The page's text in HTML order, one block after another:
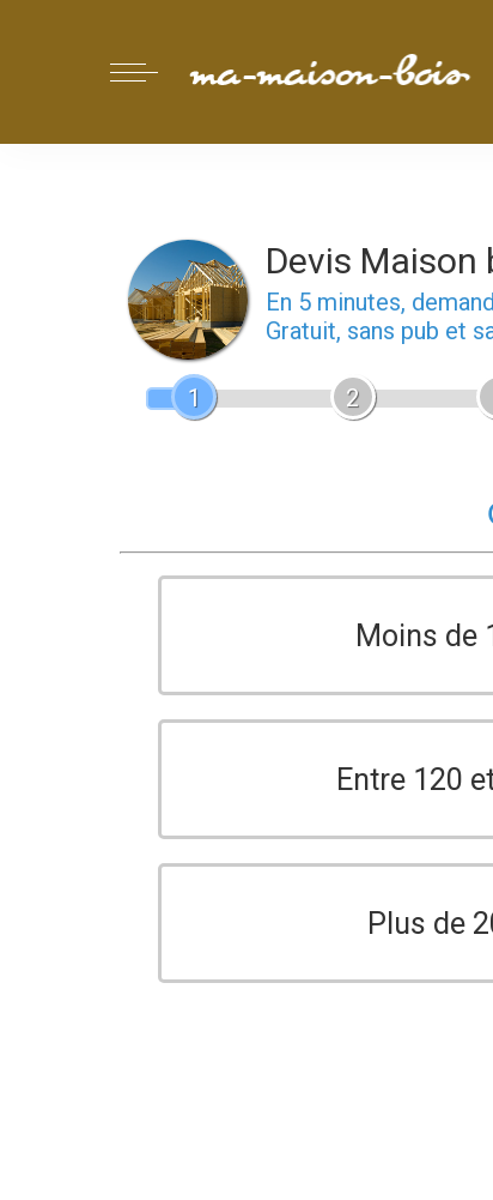
Devis Maison
En 5 minutes,
Gratuit, sans pub et
1 2
Moins de
Entre 120
Plus de